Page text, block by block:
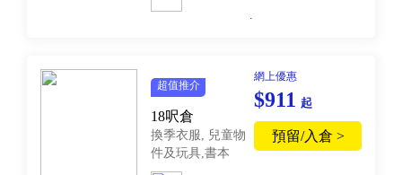
.
超值推介
18呎倉
換季衣服, 兒童物
件及玩具,書本
網上優惠
$911 起
預留/入倉 >